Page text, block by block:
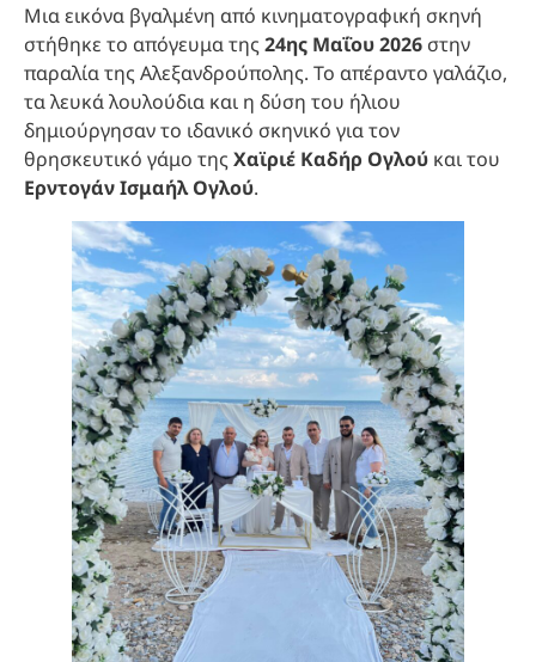
Μια εικόνα βγαλμένη από κινηματογραφική σκηνή
στήθηκε το απόγευμα της 24ης Μαΐου 2026 στην
παραλία της Αλεξανδρούπολης. Το απέραντο γαλάζιο,
τα λευκά λουλούδια και η δύση του ήλιου
δημιούργησαν το ιδανικό σκηνικό για τον
θρησκευτικό γάμο της Χαϊριέ Καδήρ Ογλού και του
Ερντογάν Ισμαήλ Ογλού.